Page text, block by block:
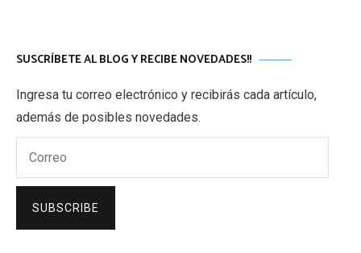
SUSCRÍBETE AL BLOG Y RECIBE NOVEDADES!!
Ingresa tu correo electrónico y recibirás cada artículo,
además de posibles novedades.
SUBSCRIBE